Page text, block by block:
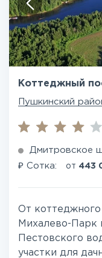
Коттеджный
Пушкинский
Дмитровское
₽ Сотка: от 443
От
Михалево-Парк
Пестовского
участки для